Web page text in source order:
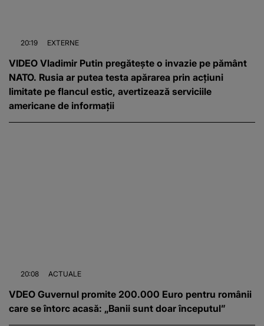
20:19 EXTERNE
VIDEO Vladimir Putin pregătește o invazie pe pământ
NATO. Rusia ar putea testa apărarea prin acțiuni
limitate pe flancul estic, avertizează serviciile
americane de informații
20:08 ACTUALE
VDEO Guvernul promite 200.000 Euro pentru românii
care se întorc acasă: „Banii sunt doar începutul”